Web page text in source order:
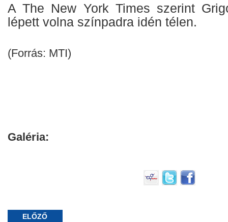
A The New York Times szerint
lépett volna színpadra idén télen.
(Forrás: MTI)
Galéria:
ELŐZŐ